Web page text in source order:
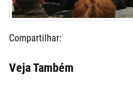
Compartilhar:
Veja Também